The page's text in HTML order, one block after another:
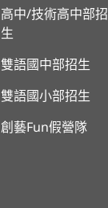
高中/技術高中部招
生
雙語國中部招生
雙語國小部招生
創藝Fun假營隊